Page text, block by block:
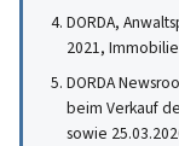
DORDA,
2021,
DORDA
beim Verkauf
sowie